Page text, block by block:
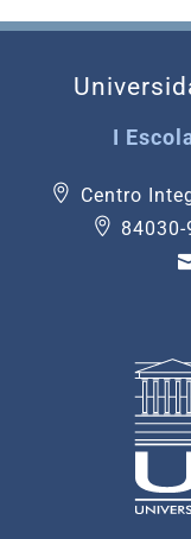
I
Centro